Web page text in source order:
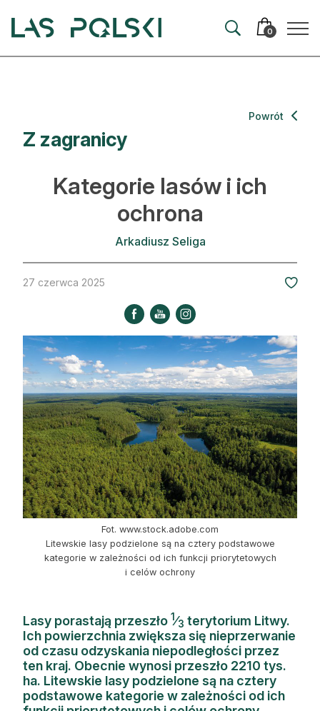
0
Artykuły
Hodowla lasu
Ochrona lasu
Nowe technologie
Kultura i historia
Strefa eksperta
Auto do lasu
Dla drwala
Leśnik na zakupach
Z zagranicy
Edukacja
Lasy prywatne
O nas
Prenumerata
Reklama
Zostań autorem
Z zagranicy
Powrót
Kategorie lasów i ich
ochrona
Arkadiusz Seliga
27 czerwca 2025
Fot. www.stock.adobe.com
Litewskie lasy podzielone są na cztery podstawowe
kategorie w zależności od ich funkcji priorytetowych
i celów ochrony
Lasy porastają przeszło 1⁄3 terytorium Litwy.
Ich powierzchnia zwiększa się nieprzerwanie
od czasu odzyskania niepodległości przez
ten kraj. Obecnie wynosi przeszło 2210 tys.
ha. Litewskie lasy podzielone są na cztery
podstawowe kategorie w zależności od ich